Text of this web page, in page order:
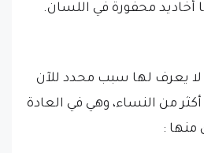
أخاديد محفورة في اللسان.
يعرف لها سبب محدد للآن
من النساء، وهي في العادة
: